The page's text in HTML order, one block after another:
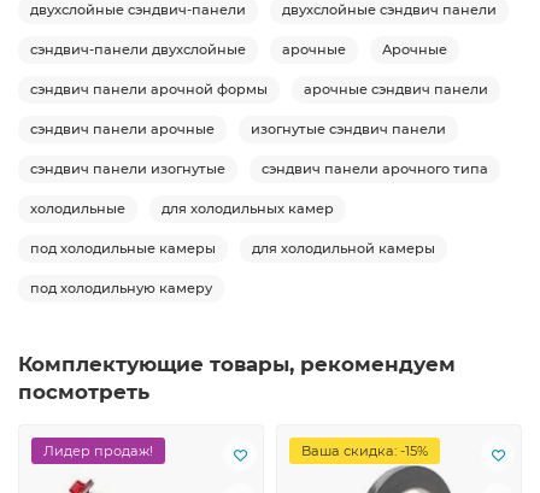
двухслойные сэндвич-панели двухслойные сэндвич панели
сэндвич-панели двухслойные арочные Арочные
сэндвич панели арочной формы арочные сэндвич панели
сэндвич панели арочные изогнутые сэндвич панели
сэндвич панели изогнутые сэндвич панели арочного типа
холодильные для холодильных камер
под холодильные камеры для холодильной камеры
под холодильную камеру
Комплектующие товары, рекомендуем
посмотреть
Лидер продаж! Ваша скидка: -15%